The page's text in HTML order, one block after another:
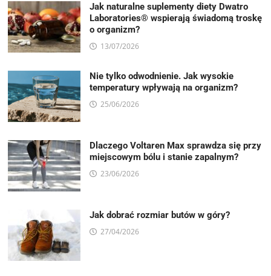
Jak naturalne suplementy diety Dwatro
Laboratories® wspierają świadomą troskę
o organizm?
13/07/2026
Nie tylko odwodnienie. Jak wysokie
temperatury wpływają na organizm?
25/06/2026
Dlaczego Voltaren Max sprawdza się przy
miejscowym bólu i stanie zapalnym?
23/06/2026
Jak dobrać rozmiar butów w góry?
27/04/2026